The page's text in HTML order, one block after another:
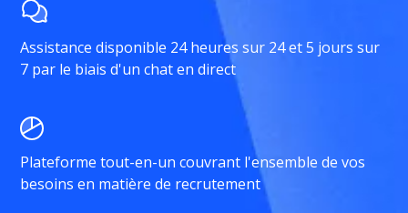
Assistance disponible 24 heures sur 24 et 5 jours sur
7 par le biais d'un chat en direct
Plateforme tout-en-un couvrant l'ensemble de vos
besoins en matière de recrutement